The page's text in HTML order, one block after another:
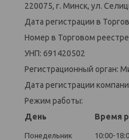
220075, г. Минск, ул.
Дата регистрации в
Номер в Торговом
УНП: 691420502
Регистрационный орган:
Дата регистрации
Режим работы:
День
Время
Понедельник
10:00-